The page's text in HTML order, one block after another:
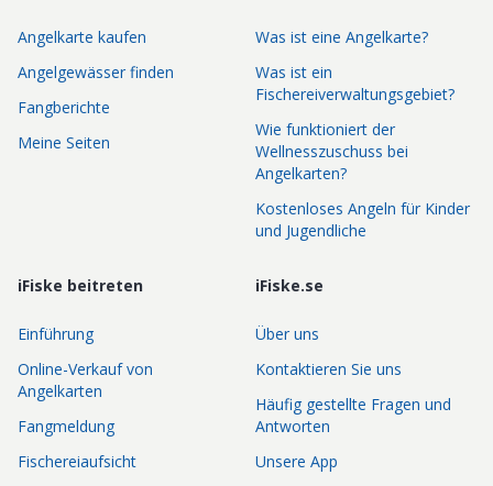
Angelkarte kaufen
Angelgewässer finden
Fangberichte
Meine Seiten
Was ist eine Angelkarte?
Was ist ein
Fischereiverwaltungsgebiet?
Wie funktioniert der
Wellnesszuschuss bei
Angelkarten?
Kostenloses Angeln für Kinder
und Jugendliche
iFiske beitreten
Einführung
Online-Verkauf von
Angelkarten
Fangmeldung
Fischereiaufsicht
iFiske.se
Über uns
Kontaktieren Sie uns
Häufig gestellte Fragen und
Antworten
Unsere App